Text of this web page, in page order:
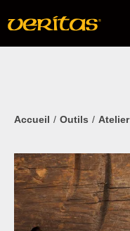
content
Accueil Outils Atelier